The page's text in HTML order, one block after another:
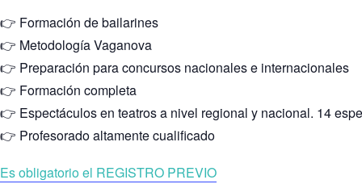
👉 Formación de bailarines
👉 Metodología Vaganova
👉 Preparación para concursos nacionales e internacionales
👉 Formación completa
👉 Espectáculos en teatros a nivel regional y nacional. 14
👉 Profesorado altamente cualificado
Es obligatorio el REGISTRO PREVIO